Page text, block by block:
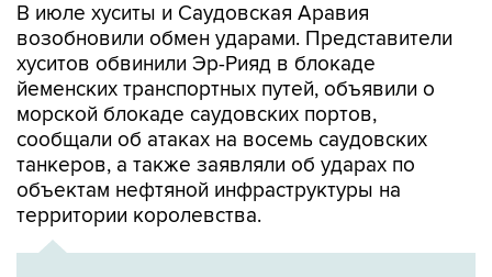
В июле хуситы и Саудовская Аравия
возобновили обмен ударами. Представители
хуситов обвинили Эр-Рияд в блокаде
йеменских транспортных путей, объявили о
морской блокаде саудовских портов,
сообщали об атаках на восемь саудовских
танкеров, а также заявляли об ударах по
объектам нефтяной инфраструктуры на
территории королевства.